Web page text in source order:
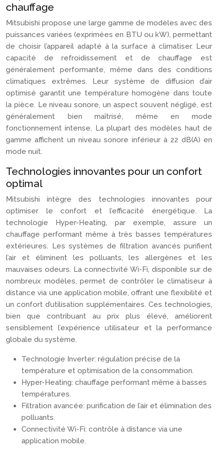
chauffage
Mitsubishi propose une large gamme de modèles avec des
puissances variées (exprimées en BTU ou kW), permettant
de choisir l’appareil adapté à la surface à climatiser. Leur
capacité de refroidissement et de chauffage est
généralement performante, même dans des conditions
climatiques extrêmes. Leur système de diffusion d’air
optimisé garantit une température homogène dans toute
la pièce. Le niveau sonore, un aspect souvent négligé, est
généralement bien maîtrisé, même en mode
fonctionnement intense. La plupart des modèles haut de
gamme affichent un niveau sonore inférieur à 22 dB(A) en
mode nuit.
Technologies innovantes pour un confort
optimal
Mitsubishi intègre des technologies innovantes pour
optimiser le confort et l’efficacité énergétique. La
technologie Hyper-Heating, par exemple, assure un
chauffage performant même à très basses températures
extérieures. Les systèmes de filtration avancés purifient
l’air et éliminent les polluants, les allergènes et les
mauvaises odeurs. La connectivité Wi-Fi, disponible sur de
nombreux modèles, permet de contrôler le climatiseur à
distance via une application mobile, offrant une flexibilité et
un confort d’utilisation supplémentaires. Ces technologies,
bien que contribuant au prix plus élevé, améliorent
sensiblement l’expérience utilisateur et la performance
globale du système.
Technologie Inverter: régulation précise de la
température et optimisation de la consommation.
Hyper-Heating: chauffage performant même à basses
températures.
Filtration avancée: purification de l’air et élimination des
polluants.
Connectivité Wi-Fi: contrôle à distance via une
application mobile.